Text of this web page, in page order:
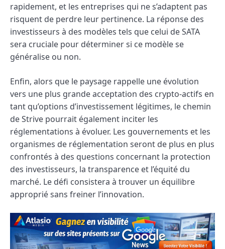
rapidement, et les entreprises qui ne s’adaptent pas
risquent de perdre leur pertinence. La réponse des
investisseurs à des modèles tels que celui de SATA
sera cruciale pour déterminer si ce modèle se
généralise ou non.
Enfin, alors que le paysage rappelle une évolution
vers une plus grande acceptation des crypto-actifs en
tant qu’options d’investissement légitimes, le chemin
de Strive pourrait également inciter les
réglementations à évoluer. Les gouvernements et les
organismes de réglementation seront de plus en plus
confrontés à des questions concernant la protection
des investisseurs, la transparence et l’équité du
marché. Le défi consistera à trouver un équilibre
approprié sans freiner l’innovation.